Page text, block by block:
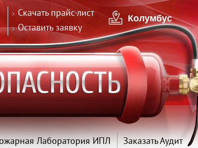
Лаборатория ИПЛ Заказать Аудит
Скачать прайс-лист
Оставить заявку
Колумбус